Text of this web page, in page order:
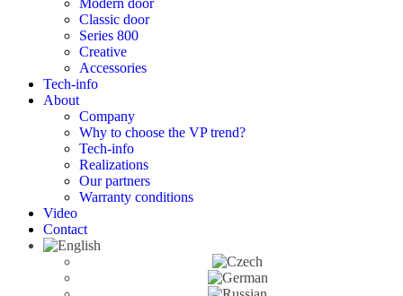
Modern door
Classic door
Series 800
Creative
Accessories
Tech-info
About
Company
Why to choose the VP trend?
Tech-info
Realizations
Our partners
Warranty conditions
Video
Contact